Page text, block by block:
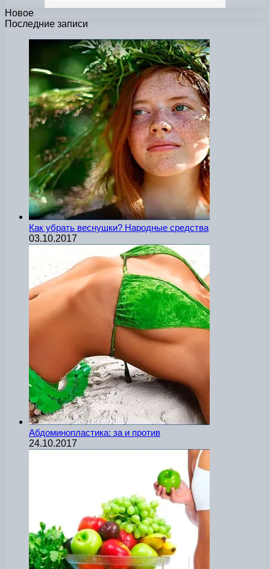
Новое
Последние записи
Как убрать веснушки? Народные средства
03.10.2017
Абдоминопластика: за и против
24.10.2017